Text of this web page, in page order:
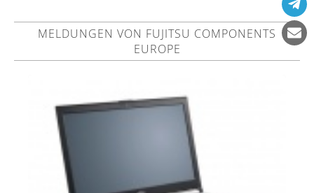
MELDUNGEN VON FUJITSU COMPONENTS
EUROPE